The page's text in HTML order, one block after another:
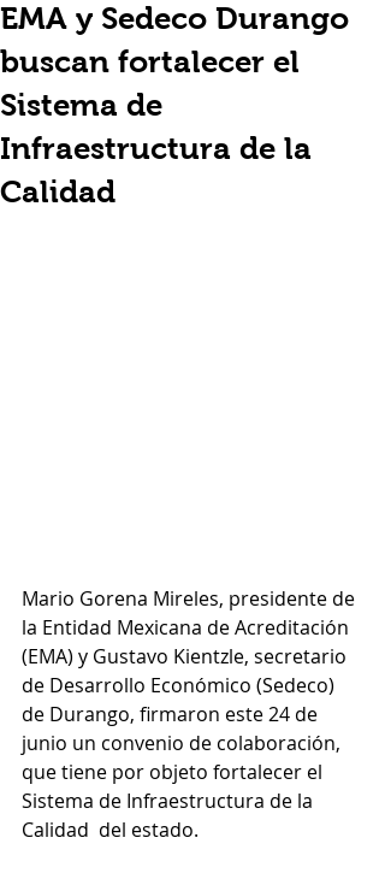
EMA y Sedeco Durango
buscan fortalecer el
Sistema de
Infraestructura de la
Calidad
Mario Gorena Mireles, presidente de
la Entidad Mexicana de Acreditación
(EMA) y Gustavo Kientzle, secretario
de Desarrollo Económico (Sedeco)
de Durango, firmaron este 24 de
junio un convenio de colaboración,
que tiene por objeto fortalecer el
Sistema de Infraestructura de la
Calidad  del estado.